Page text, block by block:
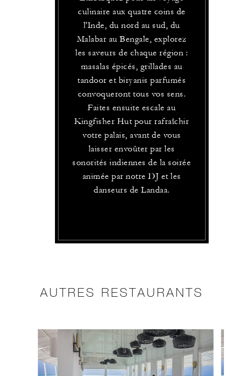
culinaire aux quatre coins de
l'Inde, du nord au sud, du
Malabar au Bengale, explorez
les saveurs de chaque région :
masalas épicés, grillades au
tandoor et biryanis parfumés
convoqueront tous vos sens.
Faites ensuite escale au
Kingfisher Hut pour rafraîchir
votre palais, avant de vous
laisser envoûter par les
sonorités indiennes de la soirée
animée par notre DJ et les
danseurs de Landaa.
AUTRES RESTAURANTS